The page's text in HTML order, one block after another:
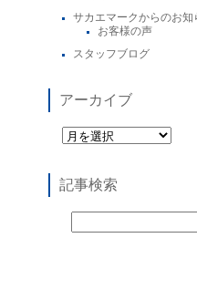
サカエマークからのお知
お客様の声
スタッフブログ
アーカイブ
記事検索